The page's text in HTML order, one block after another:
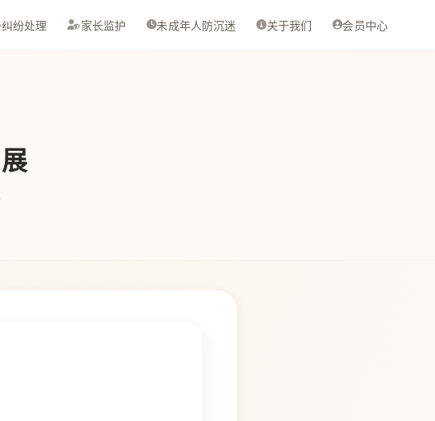
纠纷处理 家长监护 未成年人防沉迷 关于我们 会员中心